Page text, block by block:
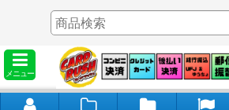
メニュー